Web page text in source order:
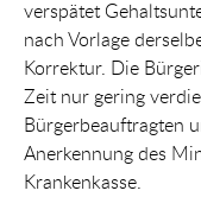
verspätet
nach Vorlage
Korrektur. Die
Zeit nur gering
Bürgerbeauftragten
Anerkennung des
Krankenkasse.